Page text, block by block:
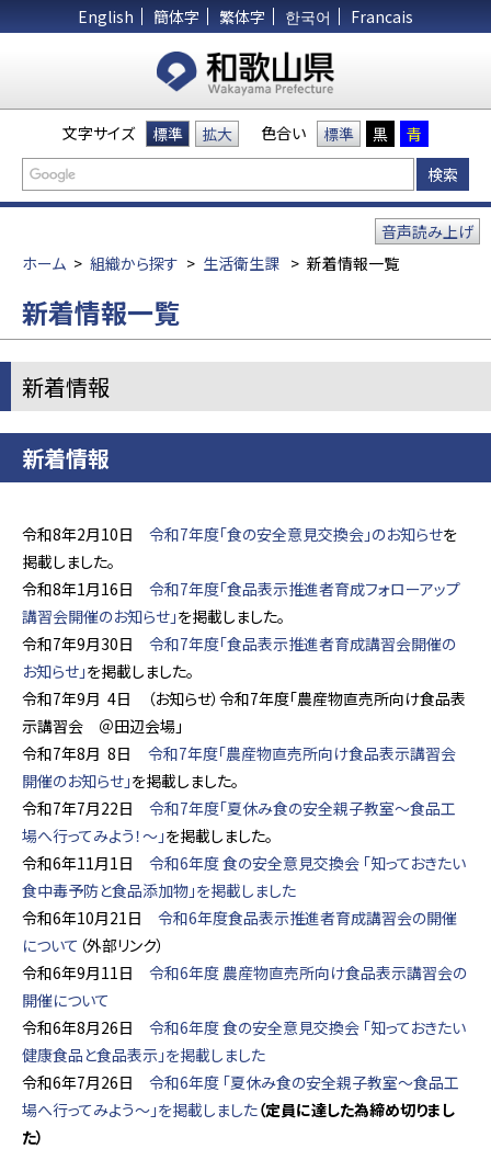
English 簡体字 繁体字 한국어 Francais
文字サイズ 標準 拡大 色合い 標準 黒 青
ホーム > 組織から探す > 生活衛生課 > 新着情報一覧
音声読み上げ
新着情報一覧
新着情報
新着情報
令和8年2月10日 令和7年度「食の安全意見交換会」のお知らせを
掲載しました。
令和8年1月16日 令和7年度「食品表示推進者育成フォローアップ
講習会開催のお知らせ」を掲載しました。
令和7年9月30日 令和7年度「食品表示推進者育成講習会開催の
お知らせ」を掲載しました。
令和7年9月 4日 （お知らせ）令和7年度「農産物直売所向け食品表
示講習会 ＠田辺会場」
令和7年8月 8日 令和7年度「農産物直売所向け食品表示講習会
開催のお知らせ」を掲載しました。
令和7年7月22日 令和7年度「夏休み食の安全親子教室～食品工
場へ行ってみよう！～」を掲載しました。
令和6年11月1日 令和6年度 食の安全意見交換会 「知っておきたい
食中毒予防と食品添加物」を掲載しました
令和6年10月21日 令和6年度食品表示推進者育成講習会の開催
について （外部リンク）
令和6年9月11日 令和6年度 農産物直売所向け食品表示講習会の
開催について
令和6年8月26日 令和6年度 食の安全意見交換会 「知っておきたい
健康食品と食品表示」を掲載しました
令和6年7月26日 令和6年度 「夏休み食の安全親子教室～食品工
場へ行ってみよう～」を掲載しました（定員に達した為締め切りまし
た）